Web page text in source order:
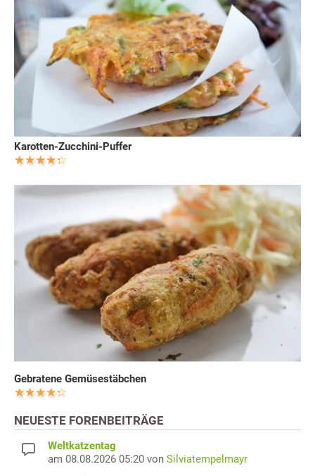
Karotten-Zucchini-Puffer
Gebratene Gemüsestäbchen
NEUESTE FORENBEITRÄGE
Weltkatzentag
am 08.08.2026 05:20 von Silviatempelmayr